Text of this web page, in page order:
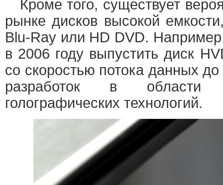
Кроме того, существует
рынке дисков высокой
Blu-Ray или HD DVD.
в 2006 году выпустить диск
со скоростью потока данных
разработок в области
голографических технологий.